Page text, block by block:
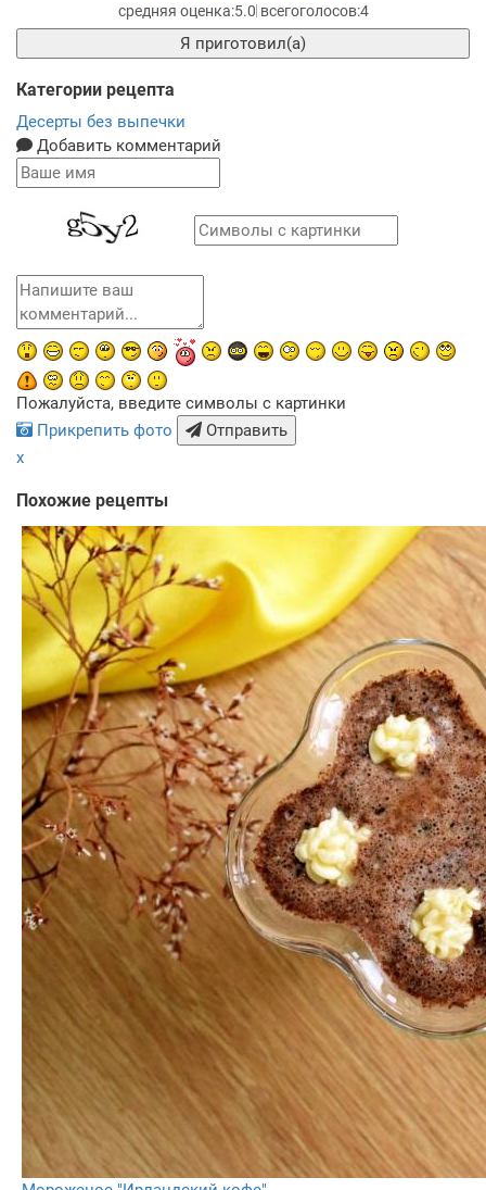
5.0 4
Я приготовил(а)
Категории рецепта
Десерты без выпечки
Добавить комментарий
Пожалуйста, введите символы с картинки
Прикрепить фото
Отправить
x
Похожие рецепты